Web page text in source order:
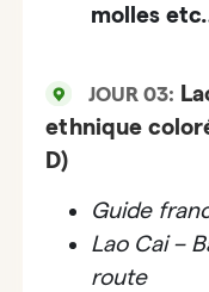
molles
JOUR 03:
ethnique
D)
Guide
Lao Cai –
route